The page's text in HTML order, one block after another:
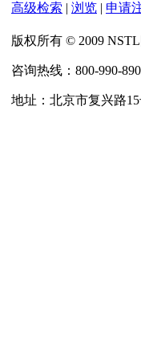
高级检索 | 浏览 | 申请
版权所有 © 2009
咨询热线：800-990-
地址：北京市复兴路